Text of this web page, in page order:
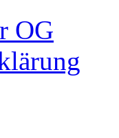
OG